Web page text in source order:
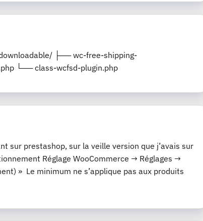
├── wc-free-shipping-
└── class-wcfsd-plugin.php
sur prestashop, sur la veille version que j’avais sur
Réglage WooCommerce → Réglages →
» Le minimum ne s’applique pas aux produits